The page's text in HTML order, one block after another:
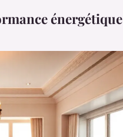
énergétique